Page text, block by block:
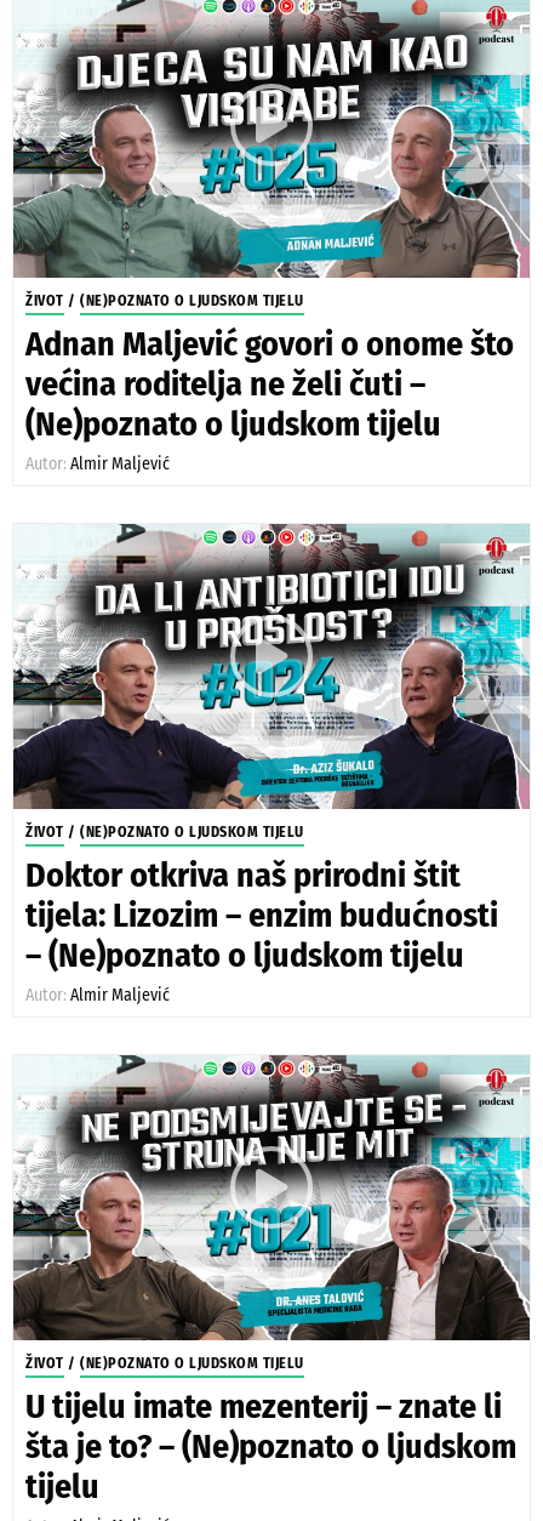
ŽIVOT / (NE)POZNATO O LJUDSKOM TIJELU
Adnan Maljević govori o onome što
većina roditelja ne želi čuti –
(Ne)poznato o ljudskom tijelu
Autor: Almir Maljević
ŽIVOT / (NE)POZNATO O LJUDSKOM TIJELU
Doktor otkriva naš prirodni štit
tijela: Lizozim – enzim budućnosti
– (Ne)poznato o ljudskom tijelu
Autor: Almir Maljević
ŽIVOT / (NE)POZNATO O LJUDSKOM TIJELU
U tijelu imate mezenterij – znate li
šta je to? – (Ne)poznato o ljudskom
tijelu